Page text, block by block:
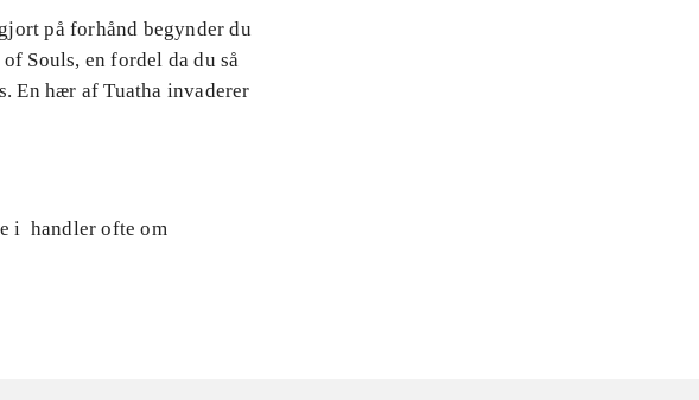
på forhånd begynder du
Souls, en fordel da du så
En hær af Tuatha invaderer
i handler ofte om